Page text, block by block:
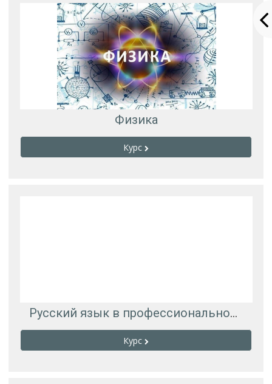
Физика
Курс
Русский язык в профессиональной деятельности. 2 курс. Преподаватель Фролова Юлия Ивановна
Курс